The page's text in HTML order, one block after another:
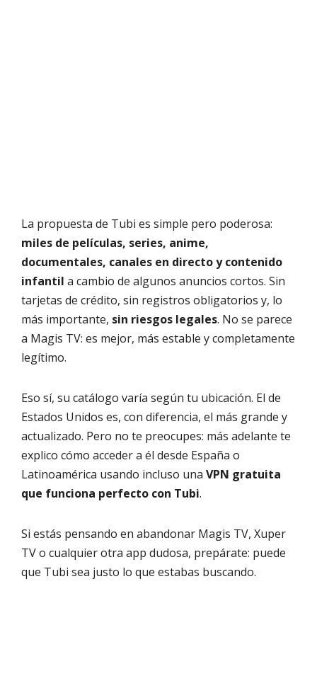
La propuesta de Tubi es simple pero poderosa:
miles de películas, series, anime,
documentales, canales en directo y contenido
infantil a cambio de algunos anuncios cortos. Sin
tarjetas de crédito, sin registros obligatorios y, lo
más importante, sin riesgos legales. No se parece
a Magis TV: es mejor, más estable y completamente
legítimo.
Eso sí, su catálogo varía según tu ubicación. El de
Estados Unidos es, con diferencia, el más grande y
actualizado. Pero no te preocupes: más adelante te
explico cómo acceder a él desde España o
Latinoamérica usando incluso una VPN gratuita
que funciona perfecto con Tubi.
Si estás pensando en abandonar Magis TV, Xuper
TV o cualquier otra app dudosa, prepárate: puede
que Tubi sea justo lo que estabas buscando.